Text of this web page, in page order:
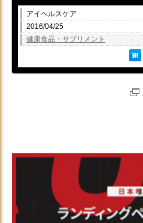
アイヘルスケア
2016/04/25
健康食品・サプリメント